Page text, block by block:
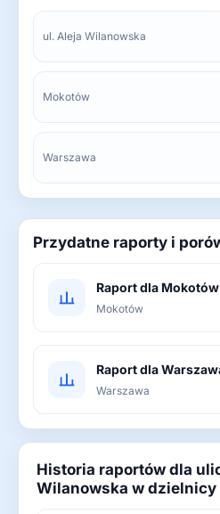
ul. Aleja Wilanowska
Mokotów
Warszawa
Przydatne raporty i
Raport dla Mokotów
Mokotów
Raport dla
Warszawa
Historia raportów dla
Wilanowska w dzielnicy